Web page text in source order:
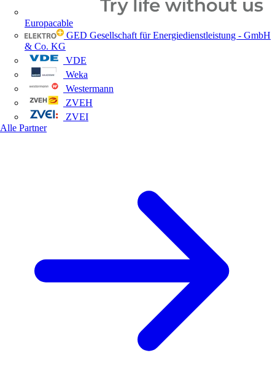
Europacable
GED Gesellschaft für Energiedienstleistung - GmbH
& Co. KG
VDE
Weka
Westermann
ZVEH
ZVEI
Alle Partner